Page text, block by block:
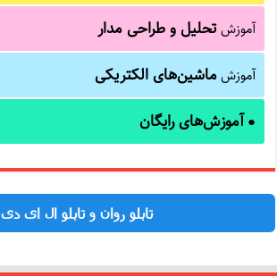
آموزشتحلیل و طراحی مدار
آموزشماشین‌های الکتریکی
●آموزش‌های رایگان
تابلو روان و تابلو ال ای دی